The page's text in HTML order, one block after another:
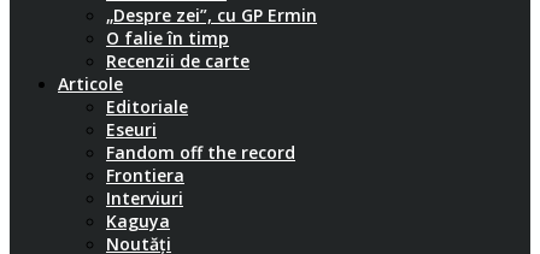
„Despre zei”, cu GP Ermin
O falie în timp
Recenzii de carte
Articole
Editoriale
Eseuri
Fandom off the record
Frontiera
Interviuri
Kaguya
Noutăți